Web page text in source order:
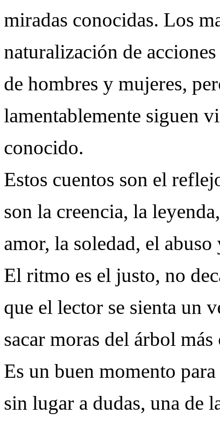
miradas conocidas. Los
naturalización de
de hombres y mujeres,
lamentablemente siguen
conocido.
Estos cuentos son el
son la creencia, la
amor, la soledad, el
El ritmo es el justo, no
que el lector se sienta un
sacar moras del árbol más
Es un buen momento
sin lugar a dudas, una de